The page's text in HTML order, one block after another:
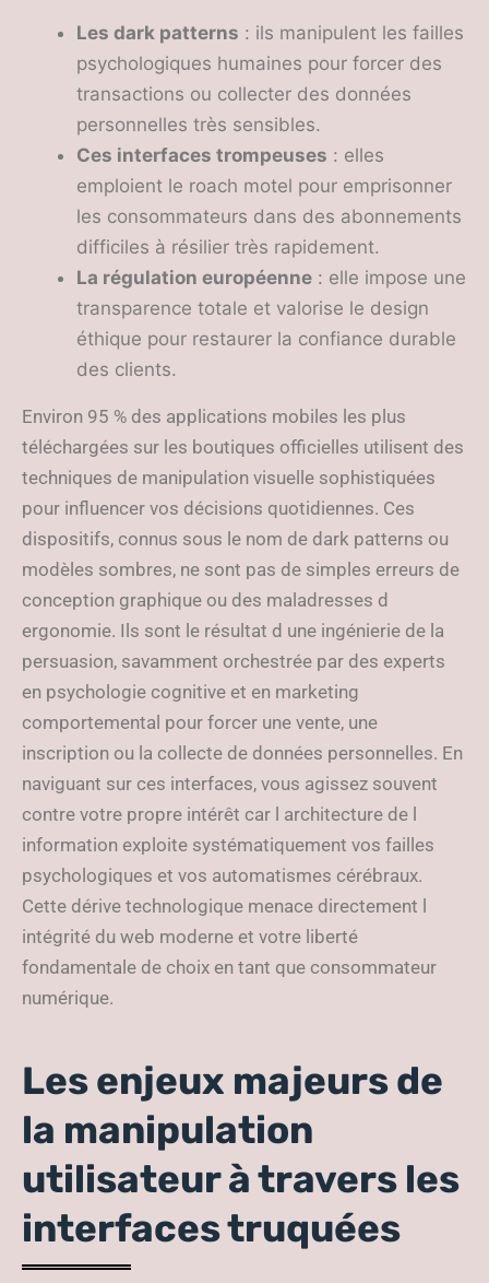
Les dark patterns : ils manipulent les failles
psychologiques humaines pour forcer des
transactions ou collecter des données
personnelles très sensibles.
Ces interfaces trompeuses : elles
emploient le roach motel pour emprisonner
les consommateurs dans des abonnements
difficiles à résilier très rapidement.
La régulation européenne : elle impose une
transparence totale et valorise le design
éthique pour restaurer la confiance durable
des clients.
Environ 95 % des applications mobiles les plus
téléchargées sur les boutiques officielles utilisent des
techniques de manipulation visuelle sophistiquées
pour influencer vos décisions quotidiennes. Ces
dispositifs, connus sous le nom de dark patterns ou
modèles sombres, ne sont pas de simples erreurs de
conception graphique ou des maladresses d
ergonomie. Ils sont le résultat d une ingénierie de la
persuasion, savamment orchestrée par des experts
en psychologie cognitive et en marketing
comportemental pour forcer une vente, une
inscription ou la collecte de données personnelles. En
naviguant sur ces interfaces, vous agissez souvent
contre votre propre intérêt car l architecture de l
information exploite systématiquement vos failles
psychologiques et vos automatismes cérébraux.
Cette dérive technologique menace directement l
intégrité du web moderne et votre liberté
fondamentale de choix en tant que consommateur
numérique.
Les enjeux majeurs de
la manipulation
utilisateur à travers les
interfaces truquées